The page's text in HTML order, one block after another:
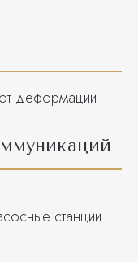
деформации
станции